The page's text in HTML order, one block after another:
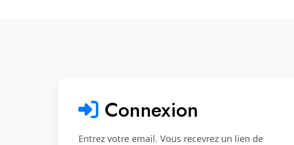
Connexion
Entrez votre email. Vous recevrez un lien de